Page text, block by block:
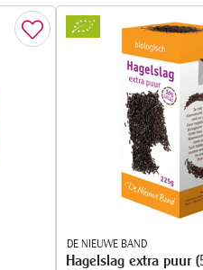
DE NIEUWE BAND
Hagelslag extra puur